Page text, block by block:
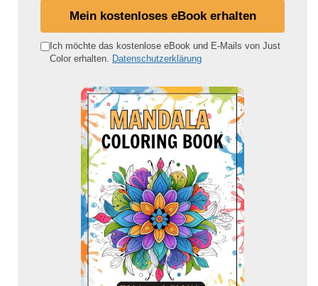
e
Mein kostenloses eBook erhalten
Ich möchte das kostenlose eBook und E-Mails von Just
Color erhalten. Datenschutzerklärung